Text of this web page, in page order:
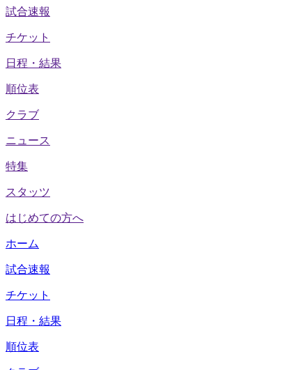
試合速報
チケット
日程・結果
順位表
クラブ
ニュース
特集
スタッツ
はじめての方へ
ホーム
試合速報
チケット
日程・結果
順位表